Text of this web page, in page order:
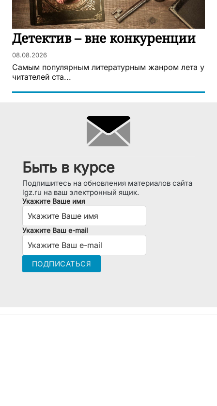
Детектив – вне конкуренции
08.08.2026
Самым популярным литературным жанром лета у
читателей ста...
Быть в курсе
Подпишитесь на обновления материалов сайта
lgz.ru на ваш электронный ящик.
Укажите Ваше имя
Укажите Ваш e-mail